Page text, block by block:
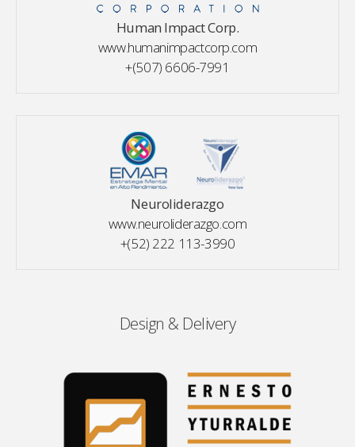
Human Impact Corp.
www.humanimpactcorp.com
+(507) 6606-7991
Neuroliderazgo
www.neuroliderazgo.com
+(52) 222 113-3990
Design & Delivery